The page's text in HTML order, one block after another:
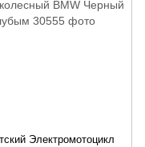
Электромотоцикл